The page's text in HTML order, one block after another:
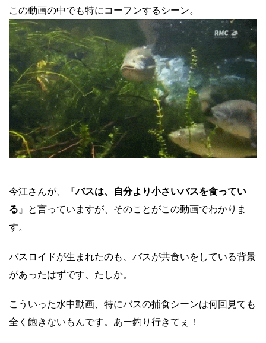
この動画の中でも特にコーフンするシーン。
今江さんが、『バスは、自分より小さいバスを食ってい
る 』と言っていますが、そのことがこの動画でわかりま
す。
バスロイドが生まれたのも、バスが共食いをしている背景
があったはずです、たしか。
こういった水中動画、特にバスの捕食シーンは何回見ても
全く飽きないもんです。あー釣り行きてぇ！